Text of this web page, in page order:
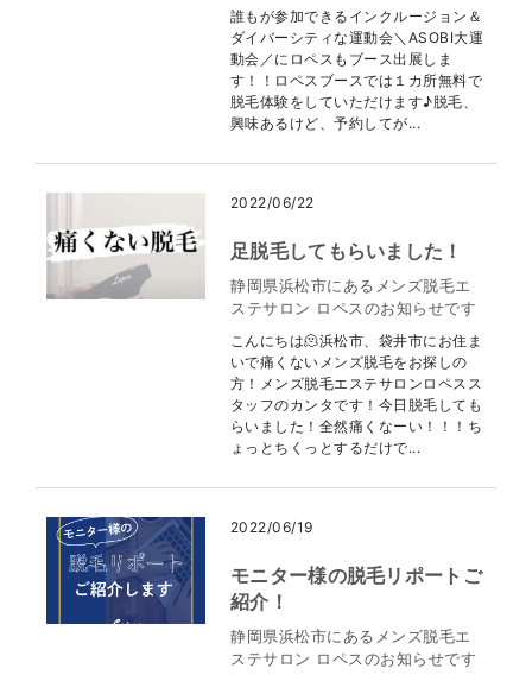
誰もが参加できるインクルージョン＆
ダイバーシティな運動会＼ASOBI大運
動会／にロペスもブース出展しま
す！！ロペスブースでは１カ所無料で
脱毛体験をしていただけます♪脱毛、
興味あるけど、予約してが...
2022/06/22
足脱毛してもらいました！
静岡県浜松市にあるメンズ脱毛エ
ステサロン ロペスのお知らせです
こんにちは🫠浜松市、袋井市にお住ま
いで痛くないメンズ脱毛をお探しの
方！メンズ脱毛エステサロンロペスス
タッフのカンタです！今日脱毛しても
らいました！全然痛くなーい！！！ち
ょっとちくっとするだけで...
2022/06/19
モニター様の脱毛リポートご
紹介！
静岡県浜松市にあるメンズ脱毛エ
ステサロン ロペスのお知らせです